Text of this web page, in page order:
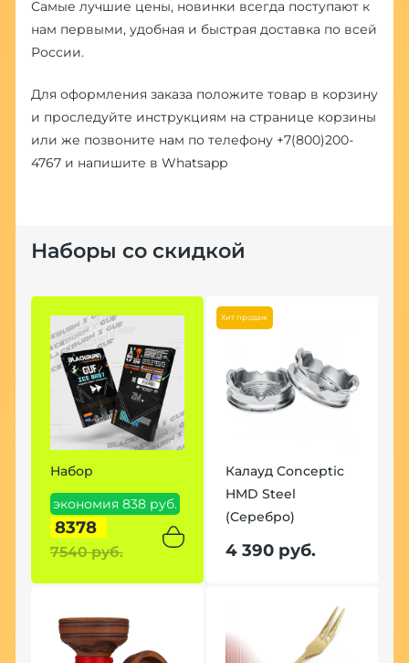
Самые лучшие цены, новинки всегда поступают к
нам первыми, удобная и быстрая доставка по всей
России.
Для оформления заказа положите товар в корзину
и проследуйте инструкциям на странице корзины
или же позвоните нам по телефону +7(800)200-
4767и напишите в Whatsapp
Наборы со скидкой
Набор
экономия 838 руб.
8378
7540 руб.
Хит продаж
Калауд Conceptic
HMD Steel
(Серебро)
4 390 руб.